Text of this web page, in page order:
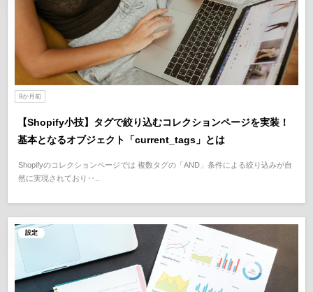
9か月前
【Shopify小技】タグで絞り込むコレクションページを実装！
基本となるオブジェクト「current_tags」とは
Shopifyのコレクションページでは 複数タグの「AND」条件による絞り込みが自
然に実現されており‥..
設定